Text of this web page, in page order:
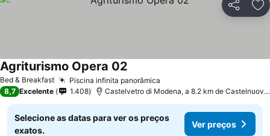
Partilhar
Bed & Breakfast Piscina infinita panorâmica
Agriturismo Opera 02
8,7 Excelente 1.408 Castelvetro di Modena, a 8.2 km de Castelnuovo
Selecione as datas para ver os preços
exatos.
Ver preços